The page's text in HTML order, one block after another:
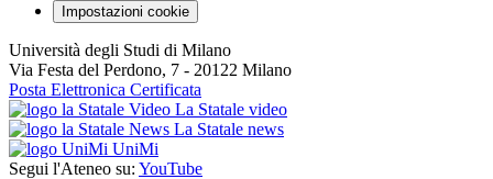
Impostazioni cookie
Università degli Studi di Milano
Via Festa del Perdono, 7 - 20122 Milano
Posta Elettronica Certificata
La Statale video
La Statale news
UniMi
Segui l'Ateneo su: YouTube